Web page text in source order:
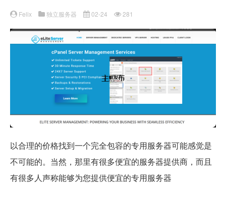
Felix 独立服务器 02-24 281
以合理的价格找到一个完全包容的专用服务器可能感觉是
不可能的。当然，那里有很多便宜的服务器提供商，而且
有很多人声称能够为您提供便宜的专用服务器